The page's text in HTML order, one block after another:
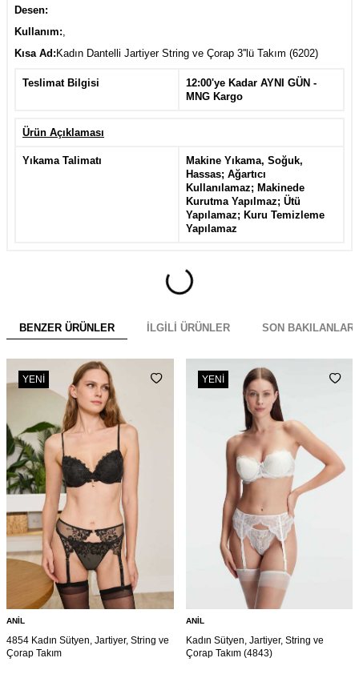
Desen:
Kullanım:,
Kısa Ad: Kadın Dantelli Jartiyer String ve Çorap 3''lü Takım (6202)
Teslimat Bilgisi
12:00'ye Kadar AYNI GÜN -
MNG Kargo
Ürün Açıklaması
Yıkama Talimatı
Makine Yıkama, Soğuk,
Hassas; Ağartıcı
Kullanılamaz; Makinede
Kurutma Yapılmaz; Ütü
Yapılamaz; Kuru Temizleme
Yapılamaz
BENZER ÜRÜNLER İLGILI ÜRÜNLER SON BAKILANLAR
YENI
ANIL
4854 Kadın Sütyen, Jartiyer, String ve
Çorap Takım
YENI
ANIL
Kadın Sütyen, Jartiyer, String ve
Çorap Takım (4843)